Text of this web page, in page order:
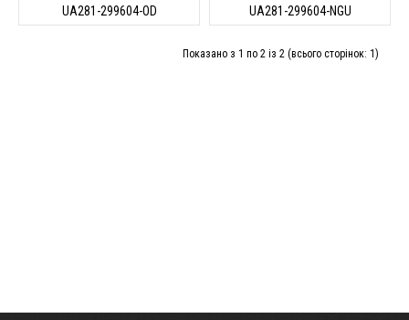
UA281-299604-OD UA281-299604-NGU
Показано з 1 по 2 із 2 (всього сторінок: 1)